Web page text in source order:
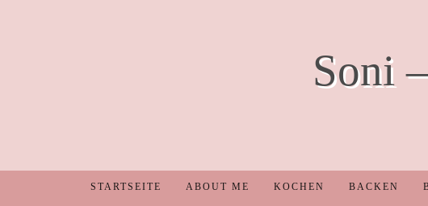
Soni
STARTSEITE ABOUT ME KOCHEN BACKEN